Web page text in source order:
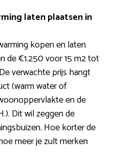
laten plaatsen in
kopen en laten
de €1.250 voor 15 m2 tot
verwachte prijs hangt
(warm water of
en de
Dit wil zeggen de
Hoe korter de
meer je zult merken